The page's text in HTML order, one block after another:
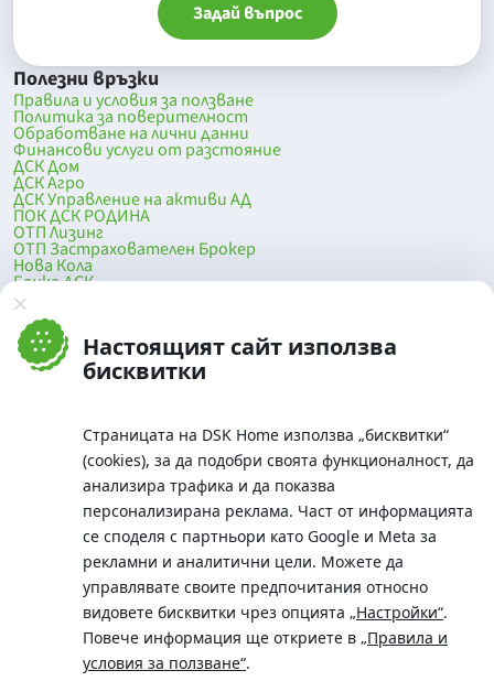
Настоящият сайт използва
бисквитки
Страницата на DSK Home използва „бисквитки“
(cookies), за да подобри своята функционалност, да
анализира трафика и да показва
персонализирана реклама. Част от информацията
се споделя с партньори като Google и Meta за
рекламни и аналитични цели. Можете да
управлявате своите предпочитания относно
видовете бисквитки чрез опцията „Настройки“.
Повече информация ще откриете в „Правила и
условия за ползване“.
Задай въпрос
Полезни връзки
Правила и условия за ползване
Политика за поверителност
Обработване на лични данни
Финансови услуги от разстояние
ДСК Дом
ДСК Агро
ДСК Управление на активи АД
ПОК ДСК РОДИНА
ОТП Лизинг
ОТП Застрахователен Брокер
Нова Кола
Банка ДСК
DSK Mobile
Оферти за продажба от Банка ДСК
Клонова мрежа и банкомати
До началото на страницата
Телефон:
0700 10 375 / *2375
Московска No.19 / ул. Г. Бенковски No. 5, София 1036
SWIFT/BIC: